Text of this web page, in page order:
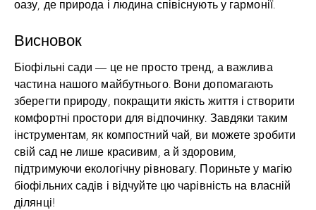
оазу, де природа і людина співіснують у гармонії.
Висновок
Біофільні сади — це не просто тренд, а важлива
частина нашого майбутнього. Вони допомагають
зберегти природу, покращити якість життя і створити
комфортні простори для відпочинку. Завдяки таким
інструментам, як компостний чай, ви можете зробити
свій сад не лише красивим, а й здоровим,
підтримуючи екологічну рівновагу. Пориньте у магію
біофільних садів і відчуйте цю чарівність на власній
ділянці!